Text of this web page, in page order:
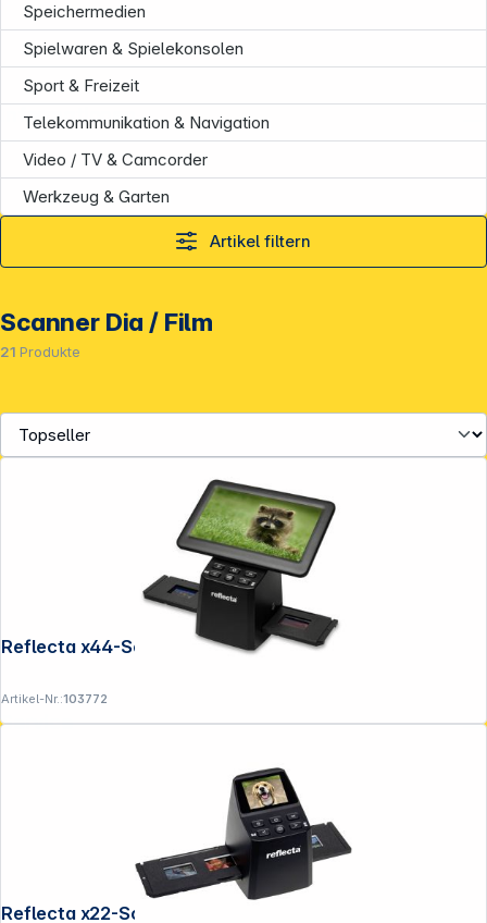
Speichermedien
Spielwaren & Spielekonsolen
Sport & Freizeit
Telekommunikation & Navigation
Video / TV & Camcorder
Werkzeug & Garten
Artikel filtern
Scanner Dia / Film
21 Produkte
Reflecta x44-Scan
Artikel-Nr.:103772
Reflecta x22-Scan
Informationen
Service